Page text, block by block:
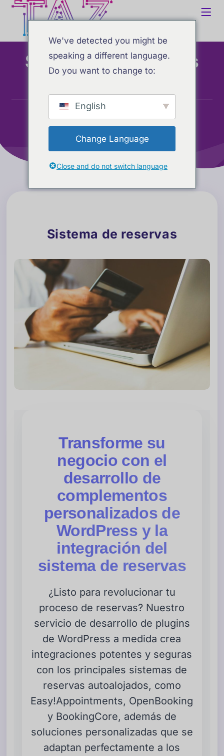
Sistema de reservas
Sistema de reservas
Sistema de reservas
Transforme su
negocio con el
desarrollo de
complementos
personalizados de
WordPress y la
integración del
sistema de reservas
¿Listo para revolucionar tu
proceso de reservas? Nuestro
servicio de desarrollo de plugins
de WordPress a medida crea
integraciones potentes y seguras
con los principales sistemas de
reservas autoalojados, como
Easy!Appointments, OpenBooking
y BookingCore, además de
soluciones personalizadas que se
adaptan perfectamente a los
We've detected you might be
speaking a different language.
Do you want to change to:
English
Change Language
Close and do not switch language